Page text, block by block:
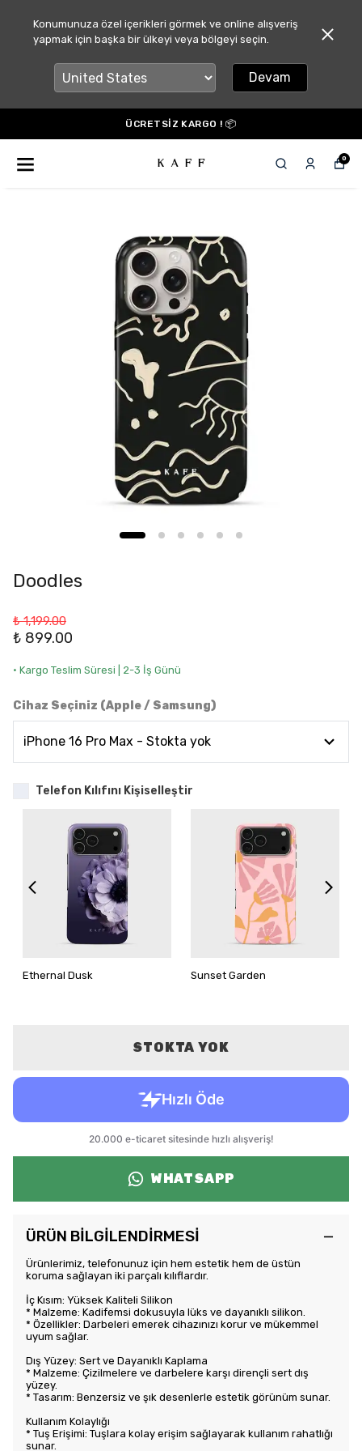
Konumunuza özel içerikleri görmek ve online alışveriş
yapmak için başka bir ülkeyi veya bölgeyi seçin.
Devam
ÜCRETSİZ KARGO ! 📦
0
Doodles
₺ 1,199.00
₺ 899.00
• Kargo Teslim Süresi | 2-3 İş Günü
Cihaz Seçiniz (Apple / Samsung)
Telefon Kılıfını Kişiselleştir
Ethernal Dusk Sunset Garden
STOKTA YOK
WHATSAPP
ÜRÜN BİLGİLENDİRMESİ
Ürünlerimiz, telefonunuz için hem estetik hem de üstün
koruma sağlayan iki parçalı kılıflardır.
İç Kısım: Yüksek Kaliteli Silikon
* Malzeme: Kadifemsi dokusuyla lüks ve dayanıklı silikon.
* Özellikler: Darbeleri emerek cihazınızı korur ve mükemmel
uyum sağlar.
Dış Yüzey: Sert ve Dayanıklı Kaplama
* Malzeme: Çizilmelere ve darbelere karşı dirençli sert dış
yüzey.
* Tasarım: Benzersiz ve şık desenlerle estetik görünüm sunar.
Kullanım Kolaylığı
* Tuş Erişimi: Tuşlara kolay erişim sağlayarak kullanım rahatlığı
sunar.